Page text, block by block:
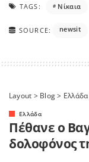
TAGS: Νίκαια
SOURCE: newsit
Layout > Blog> Ελλάδα
Ελλάδα
Πέθανε ο
δολοφόνος